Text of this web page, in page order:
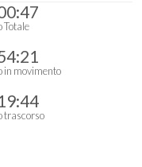
Totale
in movimento
trascorso